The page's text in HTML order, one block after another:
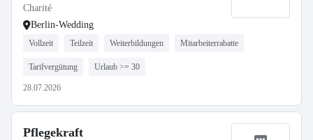
Charité
Berlin-Wedding
Vollzeit Teilzeit Weiterbildungen Mitarbeiterrabatte
Tarifvergütung Urlaub >= 30
28.07.2026
Pflegekraft